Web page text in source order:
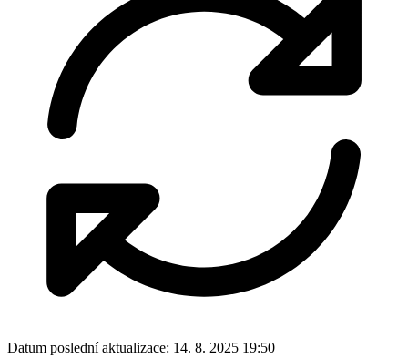
Datum poslední aktualizace: 14. 8. 2025 19:50